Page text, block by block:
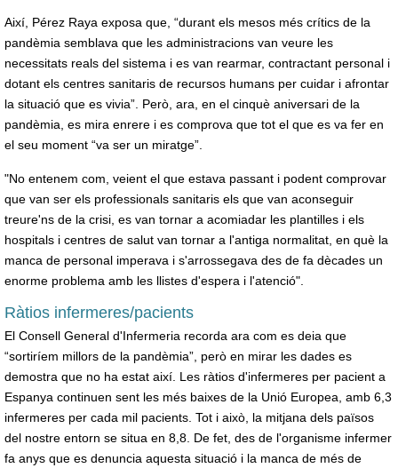
Així, Pérez Raya exposa que, “durant els mesos més crítics de la
pandèmia semblava que les administracions van veure les
necessitats reals del sistema i es van rearmar, contractant personal i
dotant els centres sanitaris de recursos humans per cuidar i afrontar
la situació que es vivia”. Però, ara, en el cinquè aniversari de la
pandèmia, es mira enrere i es comprova que tot el que es va fer en
el seu moment “va ser un miratge”.
"No entenem com, veient el que estava passant i podent comprovar
que van ser els professionals sanitaris els que van aconseguir
treure'ns de la crisi, es van tornar a acomiadar les plantilles i els
hospitals i centres de salut van tornar a l'antiga normalitat, en què la
manca de personal imperava i s'arrossegava des de fa dècades un
enorme problema amb les llistes d'espera i l'atenció".
Ràtios infermeres/pacients
El Consell General d'Infermeria recorda ara com es deia que
“sortiríem millors de la pandèmia”, però en mirar les dades es
demostra que no ha estat així. Les ràtios d'infermeres per pacient a
Espanya continuen sent les més baixes de la Unió Europea, amb 6,3
infermeres per cada mil pacients. Tot i això, la mitjana dels països
del nostre entorn se situa en 8,8. De fet, des de l'organisme infermer
fa anys que es denuncia aquesta situació i la manca de més de